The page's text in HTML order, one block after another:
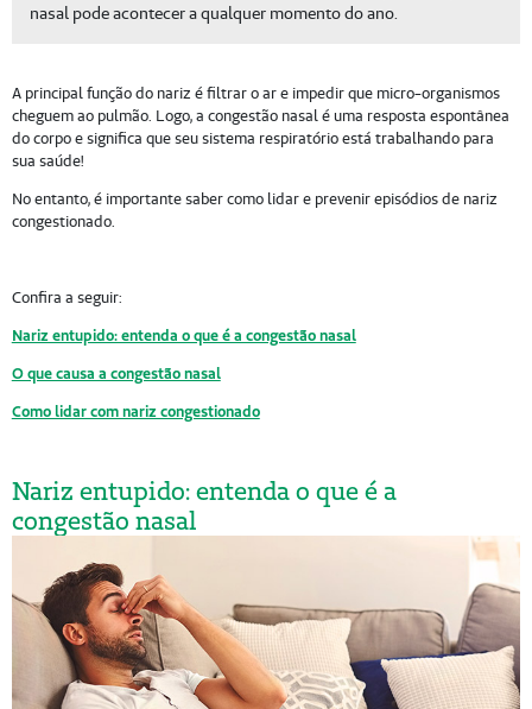
nasal pode acontecer a qualquer momento do ano.
A principal função do nariz é filtrar o ar e impedir que micro-organismos
cheguem ao pulmão. Logo, a congestão nasal é uma resposta espontânea
do corpo e significa que seu sistema respiratório está trabalhando para
sua saúde!
No entanto, é importante saber como lidar e prevenir episódios de nariz
congestionado.
Confira a seguir:
Nariz entupido: entenda o que é a congestão nasal
O que causa a congestão nasal
Como lidar com nariz congestionado
Nariz entupido: entenda o que é a
congestão nasal